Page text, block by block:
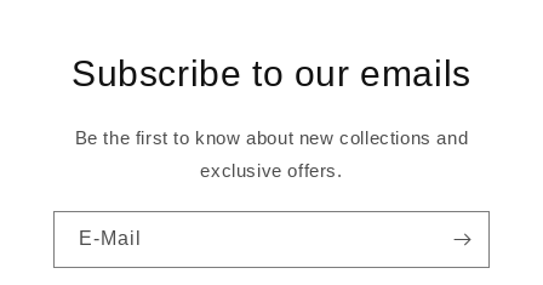
Subscribe to our emails
Be the first to know about new collections and
exclusive offers.
E-Mail